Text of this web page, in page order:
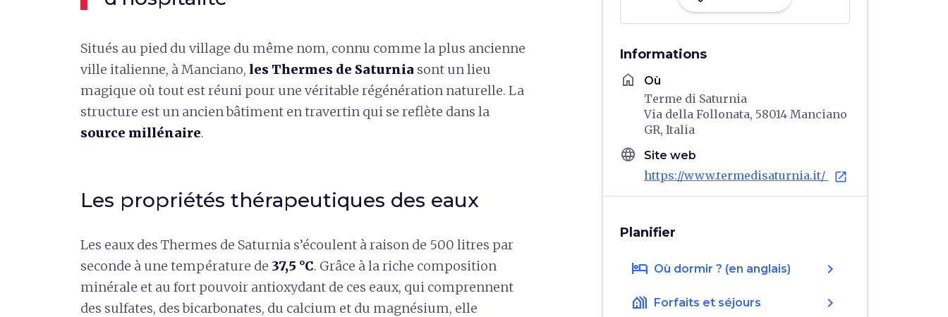
Situés au pied du village du même nom, connu comme la plus ancienne
ville italienne, à Manciano, les Thermes de Saturnia sont un lieu
magique où tout est réuni pour une véritable régénération naturelle. La
structure est un ancien bâtiment en travertin qui se reflète dans la
source millénaire.
Les propriétés thérapeutiques des eaux
Les eaux des Thermes de Saturnia s’écoulent à raison de 500 litres par
seconde à une température de 37,5 °C. Grâce à la riche composition
minérale et au fort pouvoir antioxydant de ces eaux, qui comprennent
des sulfates, des bicarbonates, du calcium et du magnésium, elle
Informations
home Où
Terme di Saturnia
Via della Follonata, 58014 Manciano
GR, Italia
language Site web
https://www.termedisaturnia.it/ open_in_new
Planifier
hotel Où dormir ? (en anglais) chevron_right
holiday_village Forfaits et séjours chevron_right